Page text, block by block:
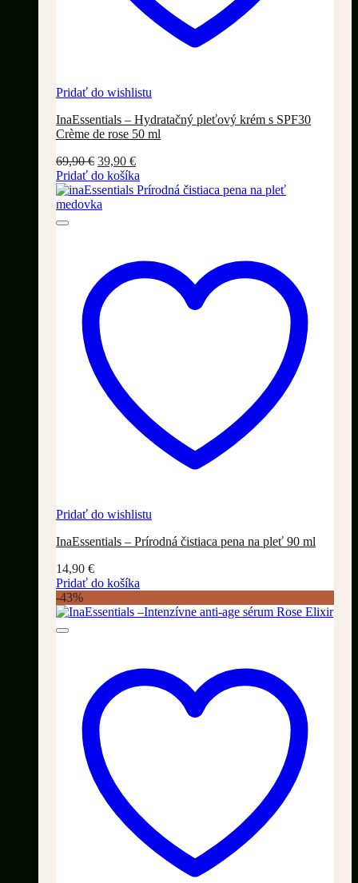
Pridať do wishlistu
InaEssentials – Hydratačný pleťový krém s SPF30
Crème de rose 50 ml
69,90€ Pôvodná
cena
bola:
69,90 €.
39,90 €Aktuálna
cena
je:
Pridať do košíka
Pridať do wishlistu
InaEssentials – Prírodná čistiaca pena na pleť 90 ml
14,90 €
Pridať do košíka
-43%